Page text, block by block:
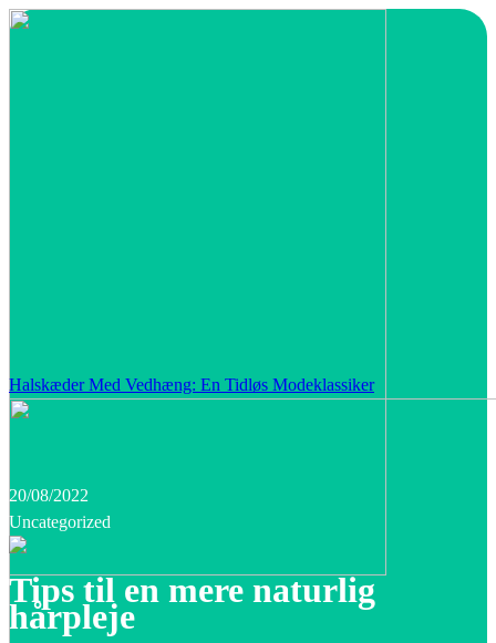
Halskæder Med Vedhæng: En Tidløs Modeklassiker
20/08/2022
Uncategorized
Tips til en mere naturlig
hårpleje